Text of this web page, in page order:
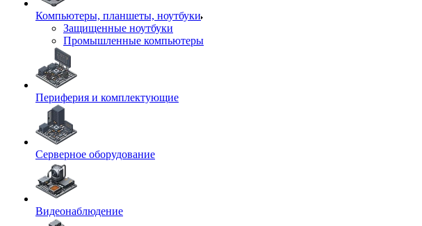
Компьютеры, планшеты, ноутбуки
Защищенные ноутбуки
Промышленные компьютеры
Периферия и комплектующие
Серверное оборудование
Видеонаблюдение